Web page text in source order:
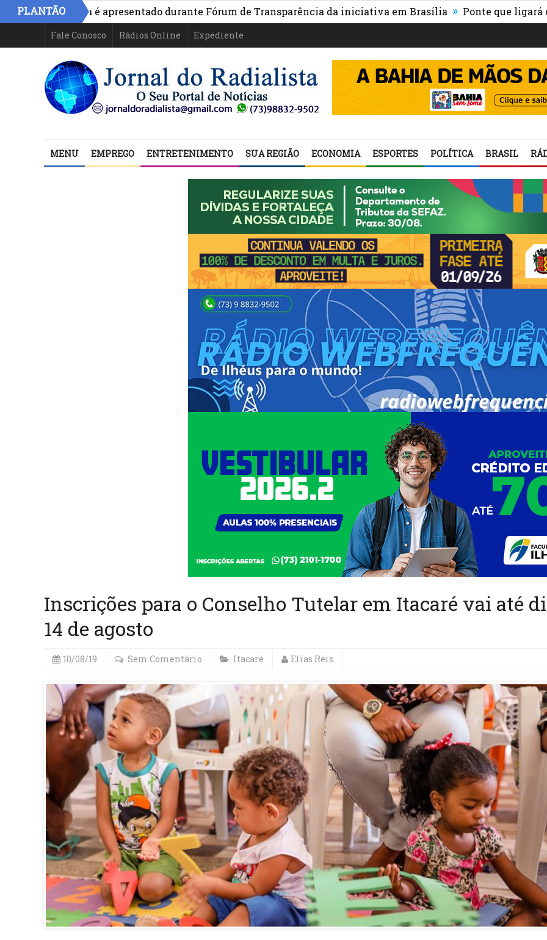
PLANTÃO
na Bahia é apresentado durante Fórum de Transparência da iniciativa em Brasília » Ponte que ligará o centro
Fale Conosco Rádios Online Expediente
MENU EMPREGO ENTRETENIMENTO SUA REGIÃO ECONOMIA ESPORTES POLÍTICA BRASIL
Inscrições para o Conselho Tutelar em Itacaré vai até
14 de agosto
10/08/19 Sem Comentário Itacaré Elias Reis